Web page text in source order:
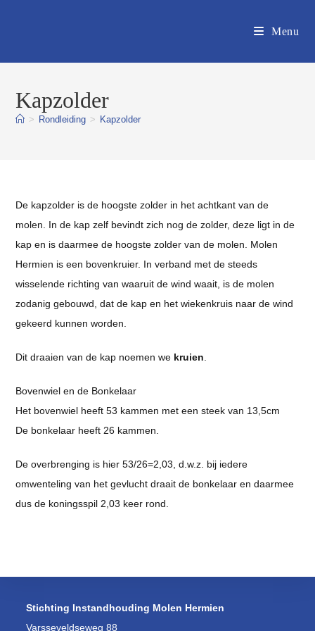
Menu
Kapzolder
> Rondleiding > Kapzolder
De kapzolder is de hoogste zolder in het achtkant van de
molen. In de kap zelf bevindt zich nog de zolder, deze ligt in de
kap en is daarmee de hoogste zolder van de molen. Molen
Hermien is een bovenkruier. In verband met de steeds
wisselende richting van waaruit de wind waait, is de molen
zodanig gebouwd, dat de kap en het wiekenkruis naar de wind
gekeerd kunnen worden.
Dit draaien van de kap noemen we kruien
Bovenwiel en de Bonkelaar
Het bovenwiel heeft 53 kammen met een steek van 13,5cm
De bonkelaar heeft 26 kammen.
De overbrenging is hier 53/26=2,03, d.w.z. bij iedere
omwenteling van het gevlucht draait de bonkelaar en daarmee
dus de koningsspil 2,03 keer rond.
Stichting Instandhouding Molen Hermien
Varsseveldseweg 88